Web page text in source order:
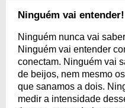
Ninguém vai entender!
Ninguém nunca vai
Ninguém vai entender
conectam. Ninguém vai
de beijos, nem mesmo
que sanamos a dois.
medir a intensidade